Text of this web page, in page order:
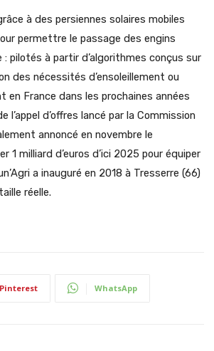
à des persiennes solaires mobiles
permettre le passage des engins
pilotés à partir d’algorithmes conçus sur
des nécessités d’ensoleillement ou
France dans les prochaines années
d’offres lancé par la Commission
annoncé en novembre le
1 milliard d’euros d’ici 2025 pour équiper
a inauguré en 2018 à Tresserre (66)
réelle.
Pinterest WhatsApp